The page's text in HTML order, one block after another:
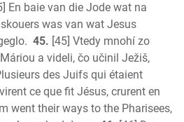
En baie van die Jode wat na
was van wat Jesus
45. [45] Vtedy mnohí zo
a videli, čo učinil Ježiš,
des Juifs qui étaient
ce que fit Jésus, crurent en
went their ways to the Pharisees,